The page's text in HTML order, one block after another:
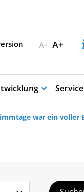
Service